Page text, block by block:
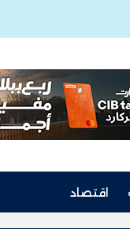
اقتصاد